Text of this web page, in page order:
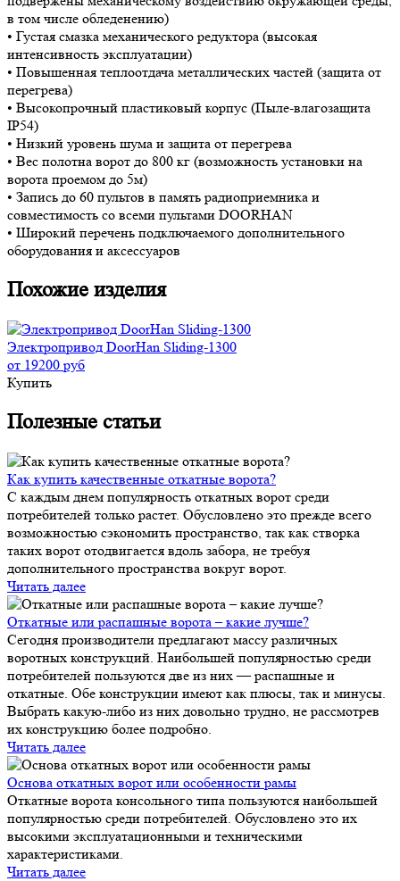
в том числе обледенению)
• Густая смазка механического редуктора (высокая
интенсивность эксплуатации)
• Повышенная теплоотдача металлических частей (защита от
перегрева)
• Высокопрочный пластиковый корпус (Пыле-влагозащита
IP54)
• Низкий уровень шума и защита от перегрева
• Вес полотна ворот до 800 кг (возможность установки на
ворота проемом до 5м)
• Запись до 60 пультов в память радиоприемника и
совместимость со всеми пультами DOORHAN
• Широкий перечень подключаемого дополнительного
оборудования и аксессуаров
Похожие изделия
Электропривод DoorHan Sliding-1300
от 19200 руб
Купить
Полезные статьи
Как купить качественные откатные ворота?
С каждым днем популярность откатных ворот среди
потребителей только растет. Обусловлено это прежде всего
возможностью сэкономить пространство, так как створка
таких ворот отодвигается вдоль забора, не требуя
дополнительного пространства вокруг ворот.
Читать далее
Откатные или распашные ворота – какие лучше?
Сегодня производители предлагают массу различных
воротных конструкций. Наибольшей популярностью среди
потребителей пользуются две из них — распашные и
откатные. Обе конструкции имеют как плюсы, так и минусы.
Выбрать какую-либо из них довольно трудно, не рассмотрев
их конструкцию более подробно.
Читать далее
Основа откатных ворот или особенности рамы
Откатные ворота консольного типа пользуются наибольшей
популярностью среди потребителей. Обусловлено это их
высокими эксплуатационными и техническими
характеристиками.
Читать далее